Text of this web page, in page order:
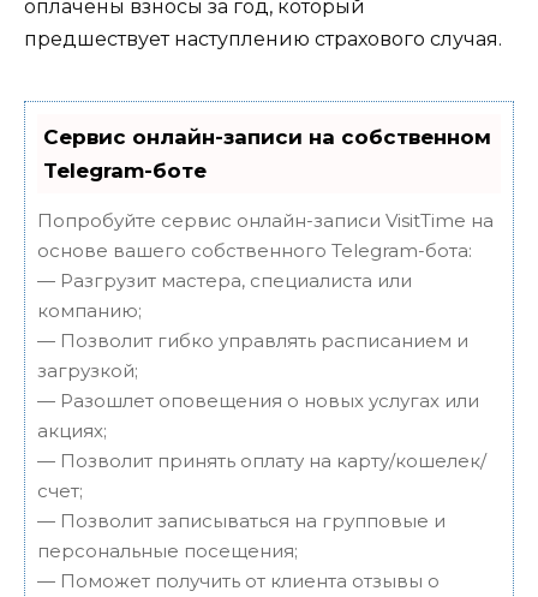
оплачены взносы за год, который
предшествует наступлению страхового случая.
Сервис онлайн-записи на собственном
Telegram-боте
Попробуйте сервис онлайн-записи VisitTime на
основе вашего собственного Telegram-бота:
— Разгрузит мастера, специалиста или
компанию;
— Позволит гибко управлять расписанием и
загрузкой;
— Разошлет оповещения о новых услугах или
акциях;
— Позволит принять оплату на карту/кошелек/
счет;
— Позволит записываться на групповые и
персональные посещения;
— Поможет получить от клиента отзывы о